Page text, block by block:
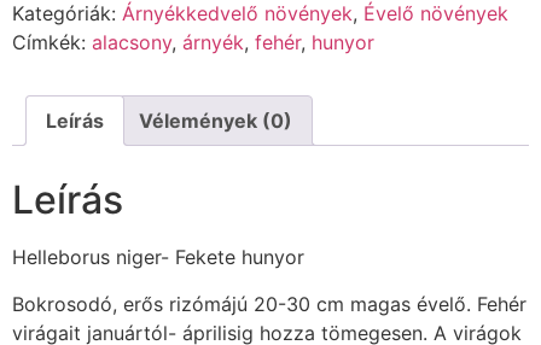
Kategóriák: Árnyékkedvelő növények, Évelő növények
Címkék: alacsony, árnyék, fehér, hunyor
Leírás Vélemények (0)
Leírás
Helleborus niger- Fekete hunyor
Bokrosodó, erős rizómájú 20-30 cm magas évelő. Fehér
virágait januártól- áprilisig hozza tömegesen. A virágok